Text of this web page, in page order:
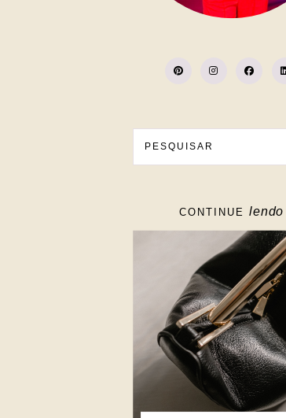
CONTINUElendo